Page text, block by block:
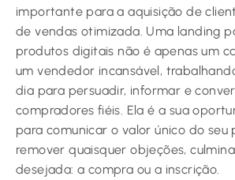
importante para a aquisição de
de vendas otimizada. Uma landing
produtos digitais não é apenas um
um vendedor incansável,
dia para persuadir, informar e
compradores fiéis. Ela é a sua
para comunicar o valor único do seu
remover quaisquer objeções,
desejada: a compra ou a inscrição.